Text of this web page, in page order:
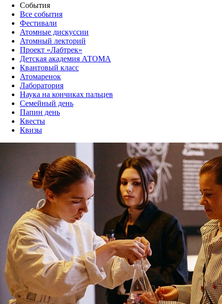
События
Все события
Фестивали
Атомные дискуссии
Атомный лекторий
Проект «Лабтрек»
Детская академия АТОМА
Квантовый класс
Атомаренок
Лаборатория
Наука на кончиках пальцев
Семейный день
Папин день
Квесты
Квизы